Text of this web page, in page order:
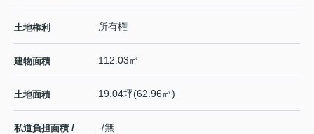
土地権利 所有権
建物面積 112.03㎡
土地面積 19.04坪(62.96㎡)
私道負担面積 /
-/無